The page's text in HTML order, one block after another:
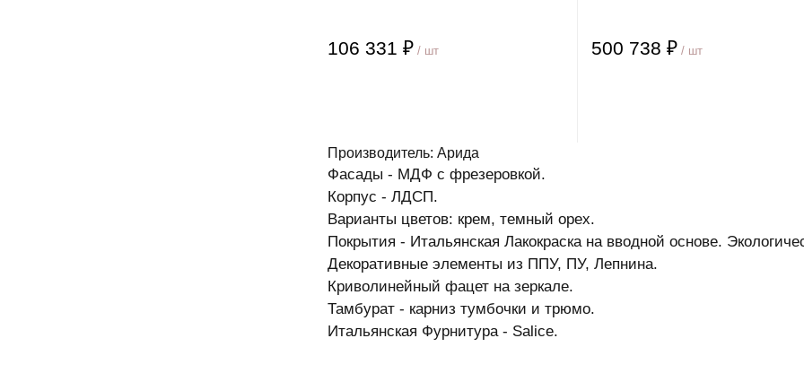
106 331 ₽ / шт 500 738 ₽ / шт
Производитель: Арида
Фасады - МДФ с фрезеровкой.
Корпус - ЛДСП.
Варианты цветов: крем, темный орех.
Покрытия - Итальянская Лакокраска на вводной основе.
Декоративные элементы из ППУ, ПУ, Лепнина.
Криволинейный фацет на зеркале.
Тамбурат - карниз тумбочки и трюмо.
Итальянская Фурнитура - Salice.